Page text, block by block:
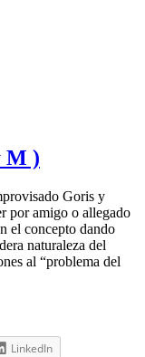
M )
Goris y
por amigo o allegado
el concepto dando
naturaleza del
al “problema del
LinkedIn